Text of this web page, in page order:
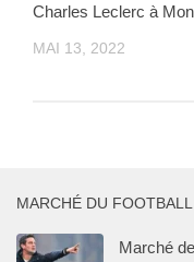
Charles Leclerc à
MAI 13, 2022
MARCHÉ DU FOOTBALL
Marché